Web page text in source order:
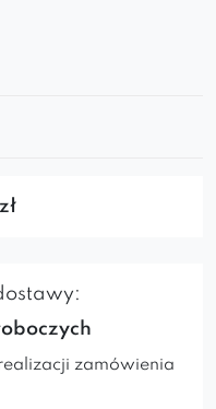
zamówienia